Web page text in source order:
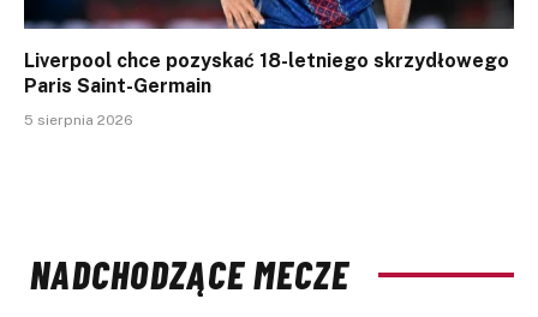
Liverpool chce pozyskać 18-letniego skrzydłowego
Paris Saint-Germain
5 sierpnia 2026
NADCHODZĄCE MECZE